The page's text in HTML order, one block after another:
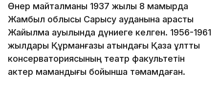
Өнер майталманы 1937 жылы 8 мамырда
Жамбыл облысы Сарысу ауданына қарасты
Жайылма ауылында дүниеге келген. 1956-1961
жылдары Құрманғазы атындағы Қазақ ұлттық
консерваториясының театр факультетін
актер мамандығы бойынша тәмамдаған.